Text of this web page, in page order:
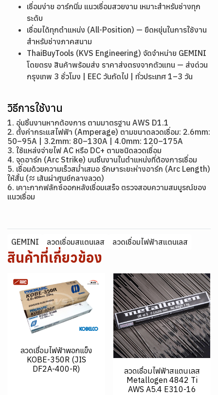
เชื่อมง่าย อาร์กนิ่ม แนวเชื่อมสวยงาม เหมาะสำหรับช่างทุก
ระดับ
เชื่อมได้ทุกตำแหน่ง (All-Position) — ยืดหยุ่นในการใช้งาน
สำหรับช่างภาคสนาม
ThaiBuyTools (KVS Engineering) จัดจำหน่าย GEMINI
โดยตรง สินค้าพร้อมส่ง ราคาส่งตรงจากตัวแทน — ส่งด่วน
กรุงเทพ 3 ชั่วโมง | EEC วันถัดไป | ทั่วประเทศ 1–3 วัน
วิธีการใช้งาน
1. อุ่นชิ้นงานหากต้องการ ตามมาตรฐาน AWS D1.1
2. ตั้งค่ากระแสไฟฟ้า (Amperage) ตามขนาดลวดเชื่อม: 2.6mm:
50–95A | 3.2mm: 80–130A | 4.0mm: 120–175A
3. ใช้แหล่งจ่ายไฟ AC หรือ DC+ ตามชนิดลวดเชื่อม
4. จุดอาร์ก (Arc Strike) บนชิ้นงานในตำแหน่งที่ต้องการเชื่อม
5. เชื่อมด้วยความเร็วสม่ำเสมอ รักษาระยะห่างอาร์ก (Arc Length)
ให้สั้น (≈ เส้นผ่าศูนย์กลางลวด)
6. เคาะกากฟลักซ์ออกหลังเชื่อมเสร็จ ตรวจสอบความสมบูรณ์ของ
แนวเชื่อม
GEMINI ลวดเชื่อมสแตนเลส ลวดเชื่อมไฟฟ้าสแตนเลส
สินค้าที่เกี่ยวข้อง
ลวดเชื่อมไฟฟ้าพอกแข็ง
KOBE-350R (JIS
DF2A-400-R)
ลวดเชื่อมไฟฟ้าสแตนเลส
Metallogen 4842 Ti
AWS A5.4 E310-16